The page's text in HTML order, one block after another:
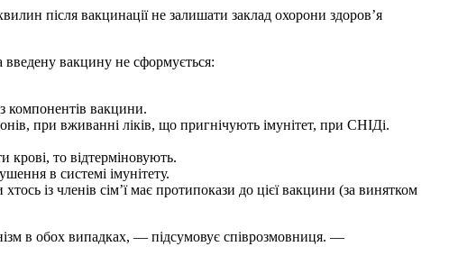
після вакцинації не залишати заклад охорони здоров’я
введену вакцину не сформується:
компонентів вакцини.
при вживанні ліків, що пригнічують імунітет, при СНІДі.
то відтерміновують.
в системі імунітету.
із членів сім’ї має протипокази до цієї вакцини (за винятком
в обох випадках, — підсумовує співрозмовниця. —